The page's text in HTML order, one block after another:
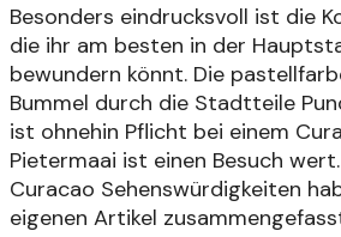
Besonders eindrucksvoll ist die
die ihr am besten in der
bewundern könnt. Die
Bummel durch die Stadtteile
ist ohnehin Pflicht bei einem
Pietermaai ist einen Besuch
Curacao Sehenswürdigkeiten
eigenen Artikel